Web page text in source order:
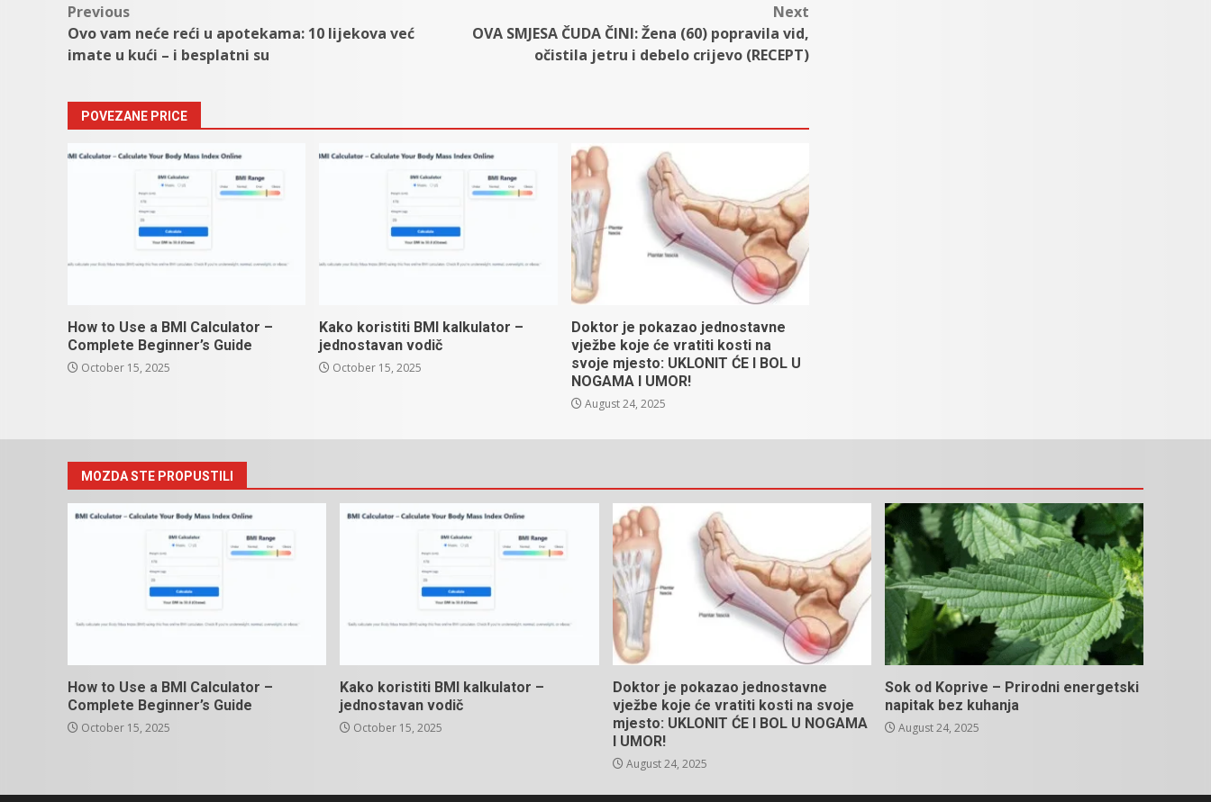
Post
navigation
Previous
Ovo vam neće reći u apotekama: 10 lijekova već
imate u kući – i besplatni su
Next
OVA SMJESA ČUDA ČINI: Žena (60) popravila vid,
očistila jetru i debelo crijevo (RECEPT)
POVEZANE PRICE
How to Use a BMI Calculator –
Complete Beginner’s Guide
October 15, 2025
Kako koristiti BMI kalkulator –
jednostavan vodič
October 15, 2025
Doktor je pokazao jednostavne
vježbe koje će vratiti kosti na
svoje mjesto: UKLONIT ĆE I BOL U
NOGAMA I UMOR!
August 24, 2025
MOZDA STE PROPUSTILI
How to Use a BMI Calculator –
Complete Beginner’s Guide
October 15, 2025
Kako koristiti BMI kalkulator –
jednostavan vodič
October 15, 2025
Doktor je pokazao jednostavne
vježbe koje će vratiti kosti na svoje
mjesto: UKLONIT ĆE I BOL U NOGAMA
I UMOR!
August 24, 2025
Sok od Koprive – Prirodni energetski
napitak bez kuhanja
August 24, 2025